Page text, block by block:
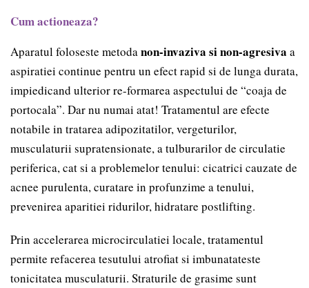
Cum actioneaza?
Aparatul foloseste metodanon-invaziva si non-agresiva a
aspiratiei continue pentru un efect rapid si de lunga durata,
impiedicand ulterior re-formarea aspectului de “coaja de
portocala”. Dar nu numai atat! Tratamentul are efecte
notabile in tratarea adipozitatilor, vergeturilor,
musculaturii supratensionate, a tulburarilor de circulatie
periferica, cat si a problemelor tenului: cicatrici cauzate de
acnee purulenta, curatare in profunzime a tenului,
prevenirea aparitiei ridurilor, hidratare postlifting.
Prin accelerarea microcirculatiei locale, tratamentul
permite refacerea tesutului atrofiat si imbunatateste
tonicitatea musculaturii. Straturile de grasime sunt